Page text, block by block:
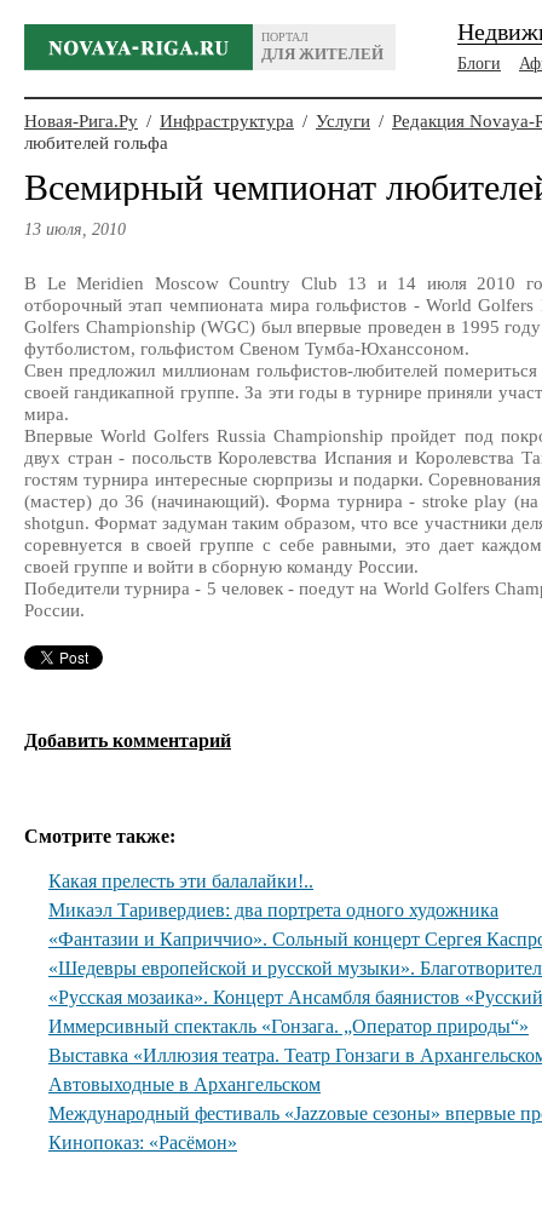
ПОРТАЛ
ДЛЯ ЖИТЕЛЕЙ
Блоги
Новая-Рига.Ру / Инфраструктура / Услуги / Редакция Novaya-
любителей гольфа
Всемирный чемпионат
13 июля, 2010
В Le Meridien Moscow Country Club 13 и 14 июля 2010
отборочный этап чемпионата мира гольфистов - World
Golfers Championship (WGC) был впервые проведен в 1995
футболистом, гольфистом Свеном Тумба-Юханссоном.
Свен предложил миллионам гольфистов-любителей
своей гандикапной группе. За эти годы в турнире приняли
мира.
Впервые World Golfers Russia Championship пройдет под
двух стран - посольств Королевства Испания и Королевства
гостям турнира интересные сюрпризы и подарки.
(мастер) до 36 (начинающий). Форма турнира - stroke play (на
shotgun. Формат задуман таким образом, что все участники
соревнуется в своей группе с себе равными, это дает
своей группе и войти в сборную команду России.
Победители турнира - 5 человек - поедут на World Golfers
России.
Добавить комментарий
Смотрите также:
Какая прелесть эти балалайки!..
Микаэл Таривердиев: два портрета одного художника
«Фантазии и Каприччио». Сольный концерт Сергея
«Шедевры европейской и русской музыки».
«Русская мозаика». Концерт Ансамбля баянистов
Иммерсивный спектакль «Гонзага. „Оператор природы“»
Выставка «Иллюзия театра. Театр Гонзаги в
Автовыходные в Архангельском
Международный фестиваль «Jazzовые сезоны» впервые
Кинопоказ: «Расёмон»